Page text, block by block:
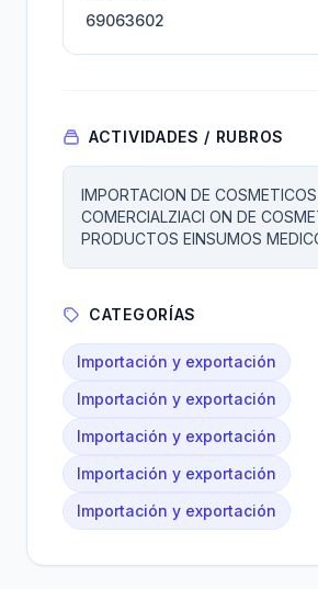
69063602
ACTIVIDADES / RUBROS
IMPORTACION DE COSMETICOS
COMERCIALZIACI ON DE
PRODUCTOS EINSUMOS
CATEGORÍAS
Importación y exportación
Importación y exportación
Importación y exportación
Importación y exportación
Importación y exportación